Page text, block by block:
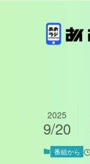
2025
9/20
番組から